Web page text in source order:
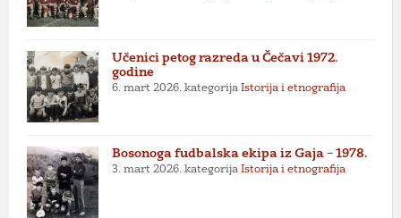
Učenici petog razreda u Čečavi 1972.
godine
6. mart 2026. kategorija Istorija i etnografija
Bosonoga fudbalska ekipa iz Gaja – 1978.
3. mart 2026. kategorija Istorija i etnografija